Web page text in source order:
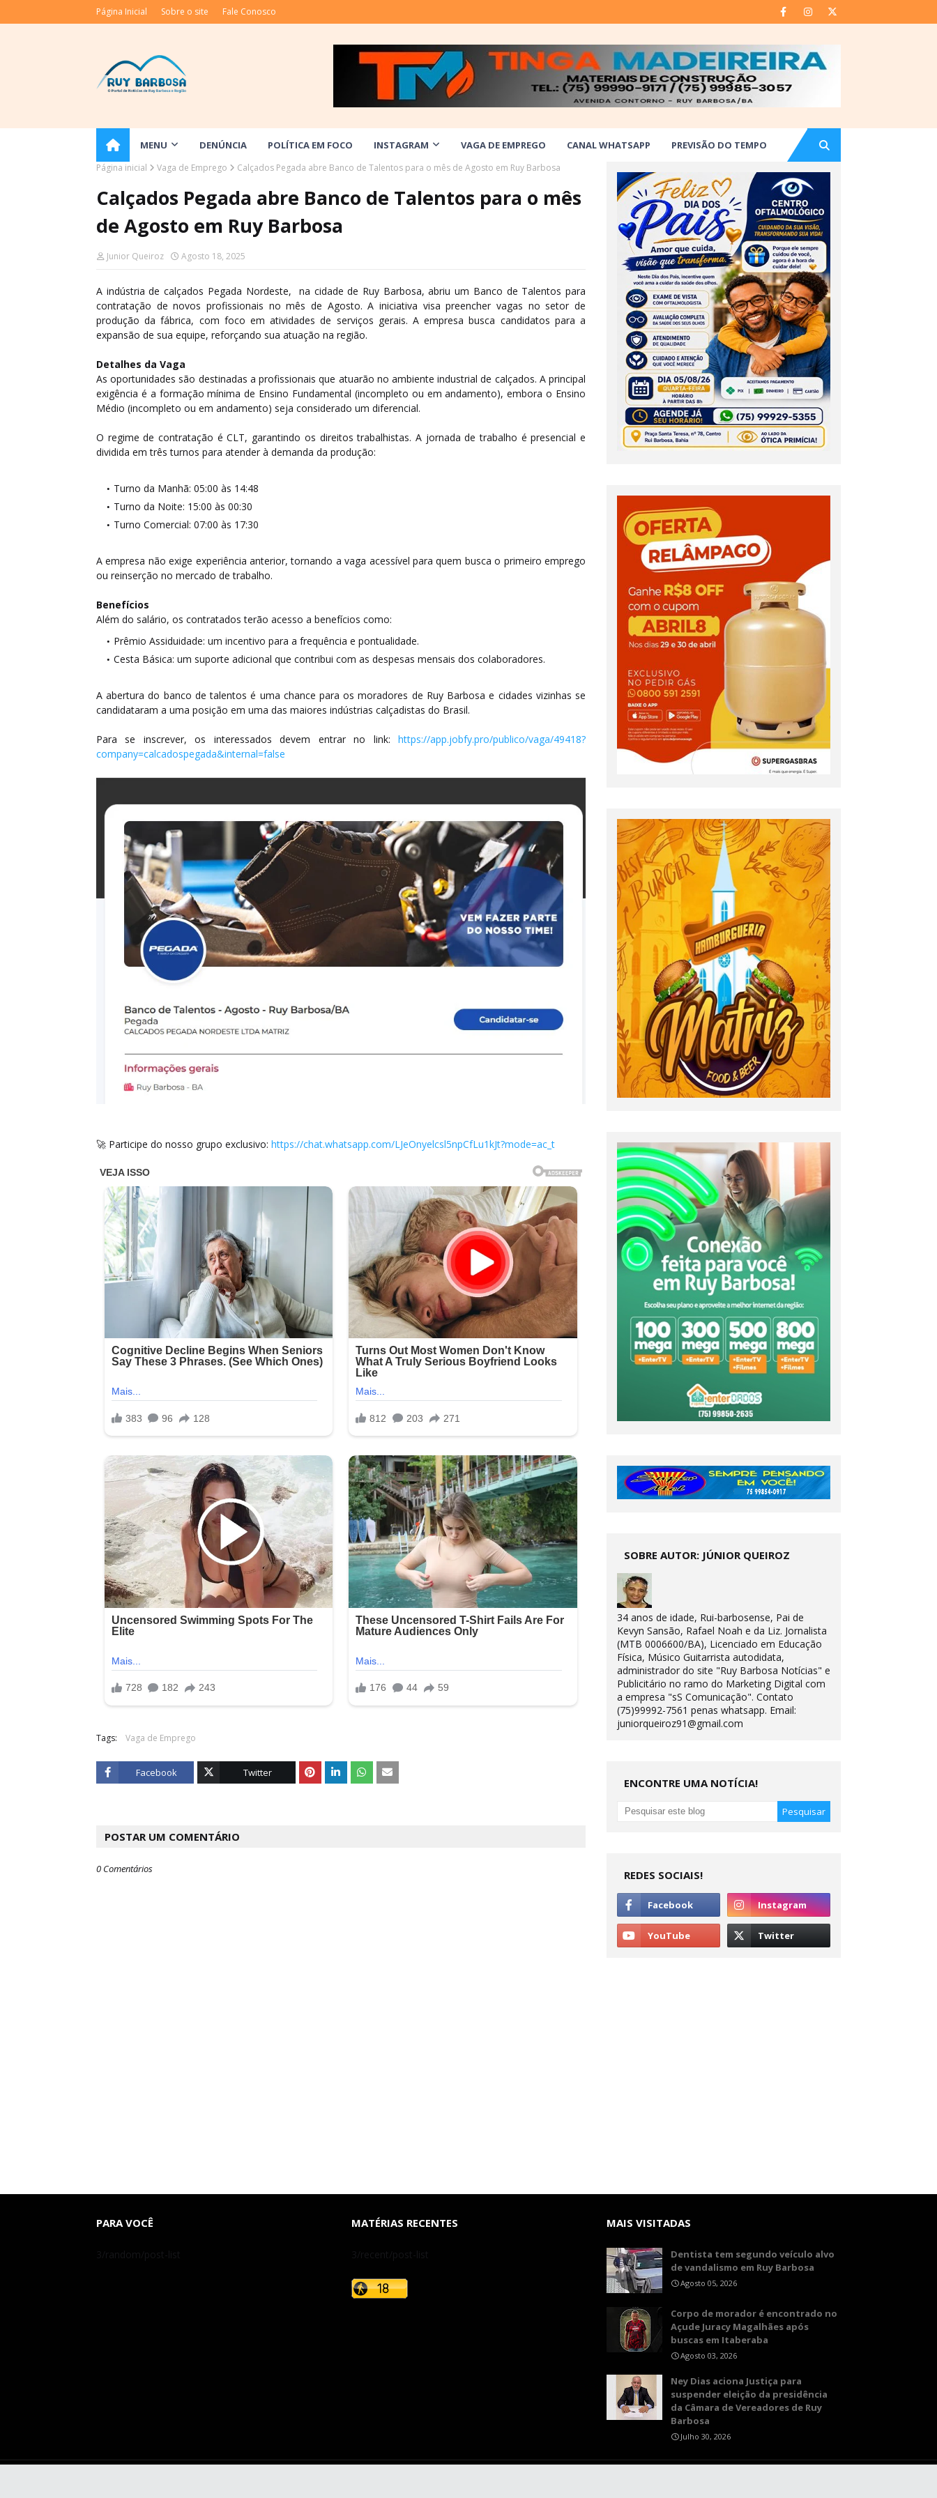
Página Inicial Sobre o site Fale Conosco
MENU DENÚNCIA POLÍTICA EM FOCO INSTAGRAM VAGA DE EMPREGO CANAL WHATSAPP PREVISÃO DO TEMPO
Página inicial Vaga de Emprego Calçados Pegada abre Banco de Talentos para o mês de Agosto em Ruy Barbosa
Calçados Pegada abre Banco de Talentos para o mês
de Agosto em Ruy Barbosa
Junior Queiroz Agosto 18, 2025
A indústria de calçados Pegada Nordeste, na cidade de Ruy Barbosa, abriu um Banco de Talentos para
contratação de novos profissionais no mês de Agosto. A iniciativa visa preencher vagas no setor de
produção da fábrica, com foco em atividades de serviços gerais. A empresa busca candidatos para a
expansão de sua equipe, reforçando sua atuação na região.
Detalhes da Vaga
As oportunidades são destinadas a profissionais que atuarão no ambiente industrial de calçados. A principal
exigência é a formação mínima de Ensino Fundamental (incompleto ou em andamento), embora o Ensino
Médio (incompleto ou em andamento) seja considerado um diferencial.
O regime de contratação é CLT, garantindo os direitos trabalhistas. A jornada de trabalho é presencial e
dividida em três turnos para atender à demanda da produção:
Turno da Manhã: 05:00 às 14:48
Turno da Noite: 15:00 às 00:30
Turno Comercial: 07:00 às 17:30
A empresa não exige experiência anterior, tornando a vaga acessível para quem busca o primeiro emprego
ou reinserção no mercado de trabalho.
Benefícios
Além do salário, os contratados terão acesso a benefícios como:
Prêmio Assiduidade: um incentivo para a frequência e pontualidade.
Cesta Básica: um suporte adicional que contribui com as despesas mensais dos colaboradores.
A abertura do banco de talentos é uma chance para os moradores de Ruy Barbosa e cidades vizinhas se
candidataram a uma posição em uma das maiores indústrias calçadistas do Brasil.
Para se inscrever, os interessados devem entrar no link: https://app.jobfy.pro/publico/vaga/49418?
company=calcadospegada&internal=false
🚀 Participe do nosso grupo exclusivo: https://chat.whatsapp.com/LJeOnyelcsl5npCfLu1kJt?mode=ac_t
Tags: Vaga de Emprego
Facebook Twitter
POSTAR UM COMENTÁRIO
0 Comentários
SOBRE AUTOR: JÚNIOR QUEIROZ
34 anos de idade, Rui-barbosense, Pai de
Kevyn Sansão, Rafael Noah e da Liz. Jornalista
(MTB 0006600/BA), Licenciado em Educação
Física, Músico Guitarrista autodidata,
administrador do site "Ruy Barbosa Notícias" e
Publicitário no ramo do Marketing Digital com
a empresa "sS Comunicação". Contato
(75)99992-7561 penas whatsapp. Email:
juniorqueiroz91@gmail.com
ENCONTRE UMA NOTÍCIA!
REDES SOCIAIS!
PARA VOCÊ
3/random/post-list
MATÉRIAS RECENTES
3/recent/post-list
MAIS VISITADAS
Dentista tem segundo veículo alvo
de vandalismo em Ruy Barbosa
Agosto 05, 2026
Corpo de morador é encontrado no
Açude Juracy Magalhães após
buscas em Itaberaba
Agosto 03, 2026
Ney Dias aciona Justiça para
suspender eleição da presidência
da Câmara de Vereadores de Ruy
Barbosa
Julho 30, 2026